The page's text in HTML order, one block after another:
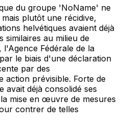
du groupe 'NoName' ne
plutôt une récidive,
helvétiques avaient déjà
au milieu de
Fédérale de la
le biais d'une déclaration
par des
action prévisible. Forte de
avait déjà consolidé ses
mise en œuvre de mesures
contrer de telles